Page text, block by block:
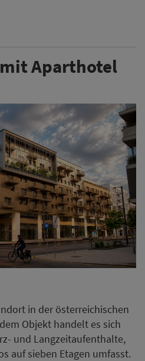
Aparthotel
in der österreichischen
Objekt handelt es sich
und Langzeitaufenthalte,
auf sieben Etagen umfasst.